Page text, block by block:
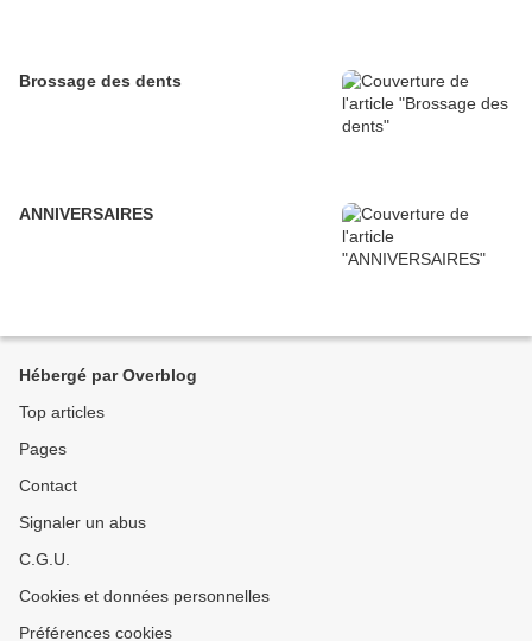
Brossage des dents
ANNIVERSAIRES
Hébergé par Overblog
Top articles
Pages
Contact
Signaler un abus
C.G.U.
Cookies et données personnelles
Préférences cookies